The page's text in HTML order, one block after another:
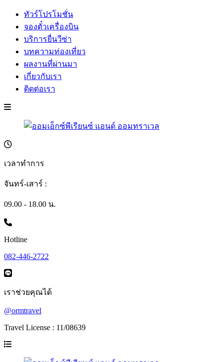
ทัวร์โปรโมชั่น
จองตั๋วเครื่องบิน
บริการยื่นวีซ่า
บทความท่องเที่ยว
ผลงานที่ผ่านมา
เกี่ยวกับเรา
ติดต่อเรา
เวลาทำการ
จันทร์-เสาร์ :
09.00 - 18.00 น.
Hotline
082-446-2722
เราช่วยคุณได้
@ormtravel
Travel License : 11/08639